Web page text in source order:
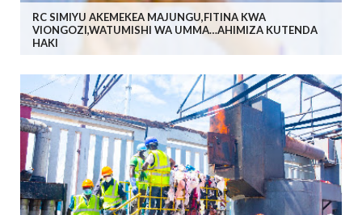
RC SIMIYU AKEMEKEA MAJUNGU,FITINA KWA
VIONGOZI,WATUMISHI WA UMMA…AHIMIZA KUTENDA
HAKI